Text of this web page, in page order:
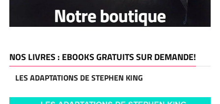
NOS LIVRES : EBOOKS GRATUITS SUR DEMANDE!
LES ADAPTATIONS DE STEPHEN KING